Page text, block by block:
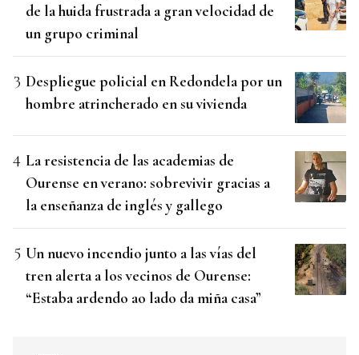
de la huida frustrada a gran velocidad de
un grupo criminal
Despliegue policial en Redondela por un
hombre atrincherado en su vivienda
La resistencia de las academias de
Ourense en verano: sobrevivir gracias a
la enseñanza de inglés y gallego
Un nuevo incendio junto a las vías del
tren alerta a los vecinos de Ourense:
“Estaba ardendo ao lado da miña casa”